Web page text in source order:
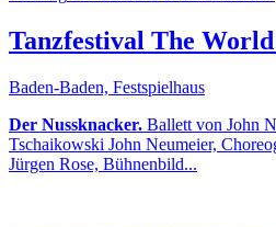
Tanzfestival The
Baden-Baden, Festspielhaus
Der Nussknacker. Ballett von John
Tschaikowski John Neumeier,
Jürgen Rose, Bühnenbild...